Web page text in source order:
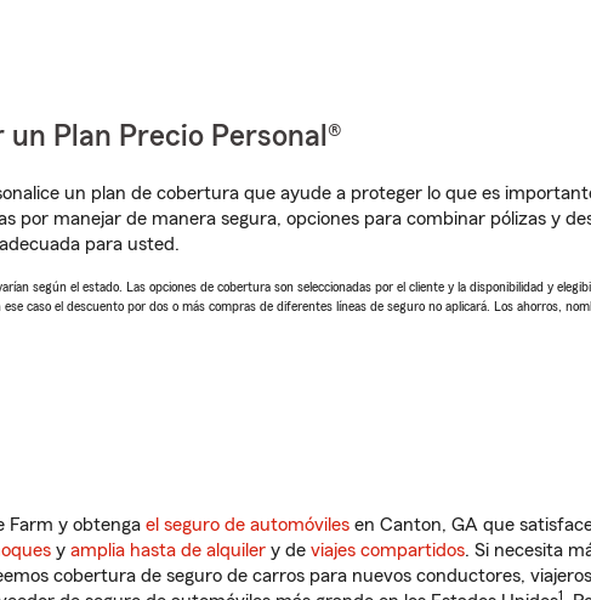
Plan Precio Personal®
un plan de cobertura que ayude a proteger lo que es
por manejar de manera segura, opciones para combinar pólizas y
para usted.
según el estado. Las opciones de cobertura son seleccionadas por el cliente y la disponibilidad y
caso el descuento por dos o más compras de diferentes líneas de seguro no aplicará. Los ahorros,
Farm y obtenga el seguro de automóviles en Canton, GA que
y amplia hasta de alquiler y de viajes compartidos. Si necesita
cobertura de seguro de carros para nuevos conductores,
1